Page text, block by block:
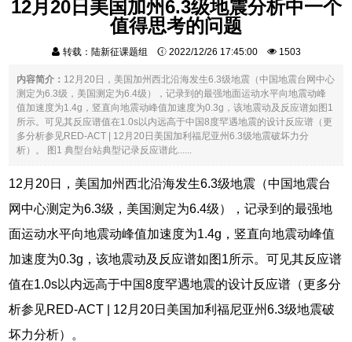
12月20日美国加州6.3级地震分析中一个
值得思考的问题
转载：陆新征课题组 2022/12/26 17:45:00 1503
内容简介： 12月20日，美国加州西北沿海发生6.3级地震（中国地震台网中心
测定为6.3级，美国测定为6.4级），记录到的最强地面运动水平向地震动峰
值加速度为1.4g，竖直向地震动峰值加速度为0.3g，该地震动及反应谱如图1
所示。可见其反应谱值在1.0s以内远高于中国8度罕遇地震的设计反应谱（更
多分析参见RED-ACT | 12月20日美国加利福尼亚州6.3级地震破坏力分
析）。 图1 典型台站典型记录反应谱此......
12月20日，美国加州西北沿海发生6.3级地震（中国地震台
网中心测定为6.3级，美国测定为6.4级），记录到的最强地
面运动水平向地震动峰值加速度为1.4g，竖直向地震动峰值
加速度为0.3g，该地震动及反应谱如图1所示。可见其反应谱
值在1.0s以内远高于中国8度罕遇地震的设计反应谱（更多分
析参见RED-ACT | 12月20日美国加利福尼亚州6.3级地震破
坏力分析）。